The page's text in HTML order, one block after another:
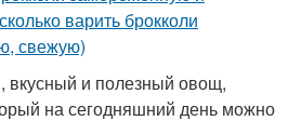
вкусный и полезный овощ,
на сегодняшний день можно